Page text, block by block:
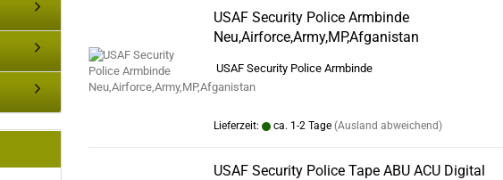
USAF Security Police Armbinde
Neu,Airforce,Army,MP,Afganistan
USAF Security Police Armbinde
Lieferzeit: ca. 1-2 Tage (Ausland abweichend)
USAF Security Police Tape ABU ACU Digital